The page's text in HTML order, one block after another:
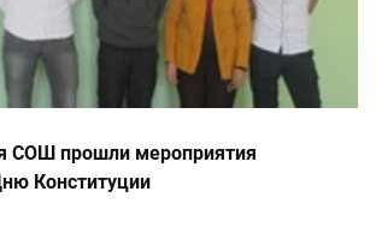
СОШ прошли мероприятия
Конституции